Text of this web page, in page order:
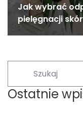
Jak wybrać
pielęgnacji
Ostatnie